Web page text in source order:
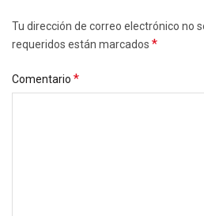
Tu dirección de correo electrónico no
requeridos están marcados *
Comentario *